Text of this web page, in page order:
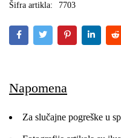
Šifra artikla:
7703
Napomena
Za slučajne pogreške u